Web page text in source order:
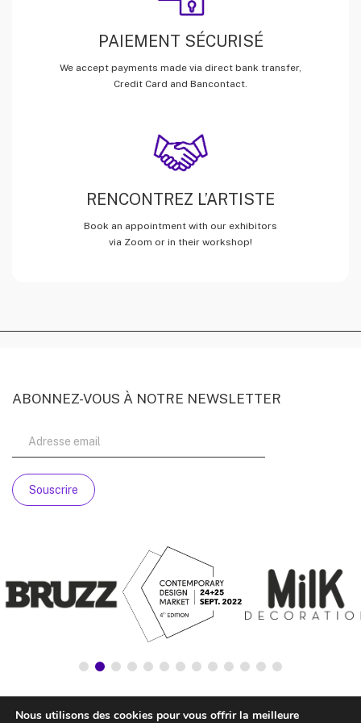
PAIEMENT SÉCURISÉ
We accept payments made via direct bank transfer,
Credit Card and Bancontact.
RENCONTREZ L’ARTISTE
Book an appointment with our exhibitors
via Zoom or in their workshop!
ABONNEZ-VOUS À NOTRE NEWSLETTER
Nous utilisons des cookies pour vous offrir la meilleure